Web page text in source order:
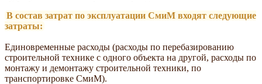
В состав затрат по эксплуатации СмиМ входят следующие
затраты:
Единовременные расходы (расходы по перебазированию
строительной технике с одного объекта на другой, расходы по
монтажу и демонтажу строительной техники, по
транспортировке СмиМ).